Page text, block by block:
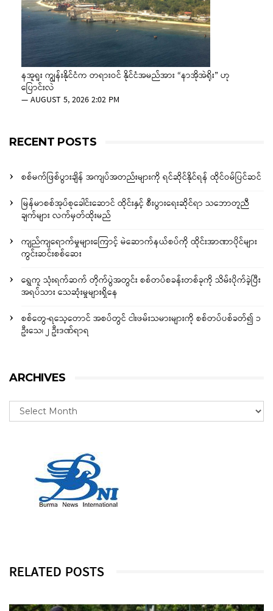
နအူရူး ကျွန်းနိုင်ငံက တရားဝင် နိုင်ငံအမည်အား “နာအိုအဲရိုး” ဟု
ပြောင်းလဲ
—AUGUST 5, 2026 2:02 PM
RECENT POSTS
စစ်မက်ဖြစ်ပွားချိန် အကျပ်အတည်းများကို ရင်ဆိုင်နိုင်ရန် ထိုင်ဝမ်ပြင်ဆင်
မြန်မာစစ်အုပ်စုခေါင်းဆောင် ထိုင်းနှင့် စီးပွားရေးဆိုင်ရာ သဘောတူညီ
ချက်များ လက်မှတ်ထိုးမည်
ကျည်ကျရောက်မှုများကြောင့် မဲဆောက်နယ်စပ်ကို ထိုင်းအာဏာပိုင်များ
ကွင်းဆင်းစစ်ဆေး
ရွှေကူ သုံးရက်ဆက် တိုက်ပွဲအတွင်း စစ်တပ်စခန်းတစ်ခုကို သိမ်းပိုက်ခဲ့ပြီး
အရပ်သား သေဆုံးမှုများရှိနေ
စစ်တွေ-ရသေ့တောင် အစပ်တွင် ငါးဖမ်းသမားများကို စစ်တပ်ပစ်ခတ်၍ ၁
ဦးသေ၊ ၂ ဦးဒဏ်ရာရ
ARCHIVES
RELATED POSTS